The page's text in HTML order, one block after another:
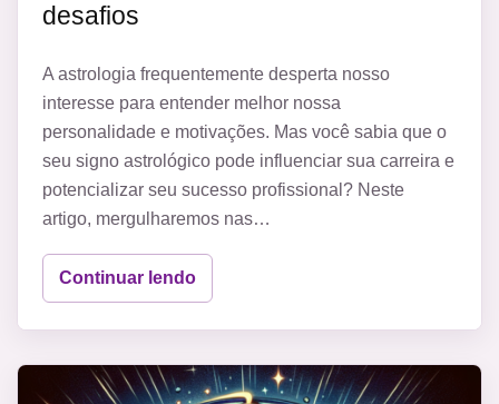
desafios
A astrologia frequentemente desperta nosso
interesse para entender melhor nossa
personalidade e motivações. Mas você sabia que o
seu signo astrológico pode influenciar sua carreira e
potencializar seu sucesso profissional? Neste
artigo, mergulharemos nas…
Continuar lendo